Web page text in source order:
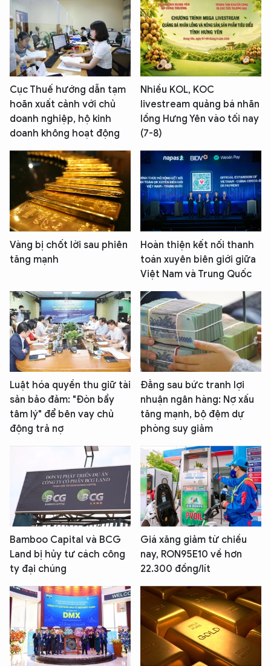
Cục Thuế hướng dẫn tạm
hoãn xuất cảnh với chủ
doanh nghiệp, hộ kinh
doanh không hoạt động
Nhiều KOL, KOC
livestream quảng bá nhãn
lồng Hưng Yên vào tối nay
(7-8)
Vàng bị chốt lời sau phiên
tăng mạnh
Hoàn thiện kết nối thanh
toán xuyên biên giới giữa
Việt Nam và Trung Quốc
Luật hóa quyền thu giữ tài
sản bảo đảm: "Đòn bẩy
tâm lý" để bên vay chủ
động trả nợ
Đằng sau bức tranh lợi
nhuận ngân hàng: Nợ xấu
tăng mạnh, bộ đệm dự
phòng suy giảm
Bamboo Capital và BCG
Land bị hủy tư cách công
ty đại chúng
Giá xăng giảm từ chiều
nay, RON95E10 về hơn
22.300 đồng/lít